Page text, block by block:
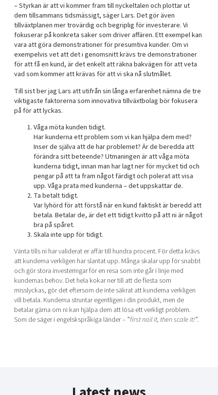
– Styrkan är att vi kommer fram till nyckeltalen och plottar ut
dem tillsammans tidsmässigt, säger Lars. Det gör även
tillväxtplanen mer trovärdig och begriplig för investerare. Vi
fokuserar på konkreta saker som driver affären. Ett exempel kan
vara att göra demonstrationer för presumtiva kunder. Om vi
exempelvis vet att det i genomsnitt krävs tre demonstrationer
för att få en kund, är det enkelt att räkna bakvägen för att veta
vad som kommer att krävas för att vi ska nå slutmålet.
Till sist ber jag Lars att utifrån sin långa erfarenhet nämna de tre
viktigaste faktorerna som innovativa tillväxtbolag bör fokusera
på för att lyckas.
Våga möta kunden tidigt.
Har kunderna ett problem som vi kan hjälpa dem med?
Inser de själva att de har problemet? Är de beredda att
förändra sitt beteende? Utmaningen är att våga möta
kunderna tidigt, innan man har lagt ner för mycket tid och
pengar på att ta fram något färdigt och polerat att visa
upp. Våga prata med kunderna – det uppskattar de.
Ta betalt tidigt.
Var lyhörd för att förstå när en kund faktiskt är beredd att
betala. Betalar de, är det ett tidigt kvitto på att ni är något
bra på spåret.
Skala inte upp för tidigt.
Vänta tills ni har validerat er affär till hundra procent. För detta krävs
att kunderna verkligen har slantat upp. Många skalar upp för snabbt
och gör stora investeringar för en resa som inte går i linje med
kundernas behov. Det hela kokar ner till att de flesta som
misslyckas, gör det eftersom de inte säkrat att kunderna verkligen
vill betala. Kunderna struntar egentligen i din produkt, men de
betalar gärna om ni kan hjälpa dem att lösa ett verkligt problem.
Som de säger i engelskspråkiga länder – ”first nail it, then scale it!”.